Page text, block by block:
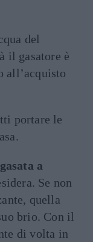
del
il gasatore è
all’acquisto
portare le
a
Se non
quella
brio. Con il
di volta in